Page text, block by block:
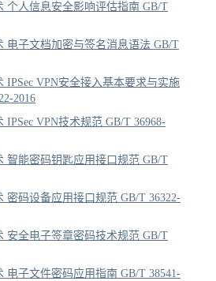
个人信息安全影响评估指南 GB/T
电子文档加密与签名消息语法 GB/T
IPSec VPN安全接入基本要求与实施
2016
IPSec VPN技术规范 GB/T 36968-
智能密码钥匙应用接口规范 GB/T
密码设备应用接口规范 GB/T 36322-
安全电子签章密码技术规范 GB/T
电子文件密码应用指南 GB/T 38541-